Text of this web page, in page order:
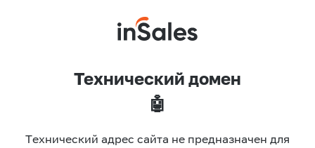
Технический домен
🤖
Технический адрес сайта не предназначен для